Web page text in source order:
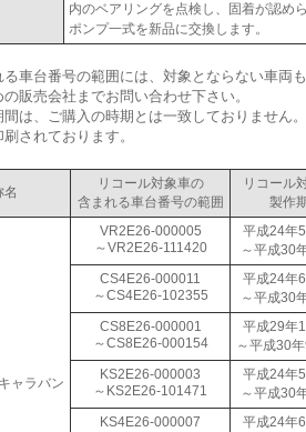
内のベアリングを点検し、固着が認め
ポンプ一式を新品に交換します。
る車台番号の範囲には、対象とならない車両
販売会社までお問い合わせ下さい。
間は、ご購入の時期とは一致しておりません。
されております。
名
リコール対象車の
含まれる車台番号の範囲
リコール
製作
ャラバン
VR2E26-000005
～VR2E26-111420
平成24年
～平成30
CS4E26-000011
～CS4E26-102355
平成24年
～平成30
CS8E26-000001
～CS8E26-000154
平成29年
～平成30
KS2E26-000003
～KS2E26-101471
平成24年
～平成30
KS4E26-000007
平成24年